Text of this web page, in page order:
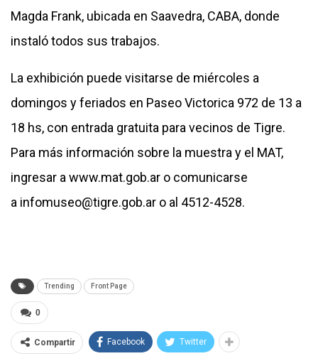
Magda Frank, ubicada en Saavedra, CABA, donde
instaló todos sus trabajos.
La exhibición puede visitarse de miércoles a
domingos y feriados en Paseo Victorica 972 de 13 a
18 hs, con entrada gratuita para vecinos de Tigre.
Para más información sobre la muestra y el MAT,
ingresar awww.mat.gob.ar o comunicarse
a infomuseo@tigre.gob.ar o al 4512-4528.
Trending Front Page
0
Compartir Facebook Twitter